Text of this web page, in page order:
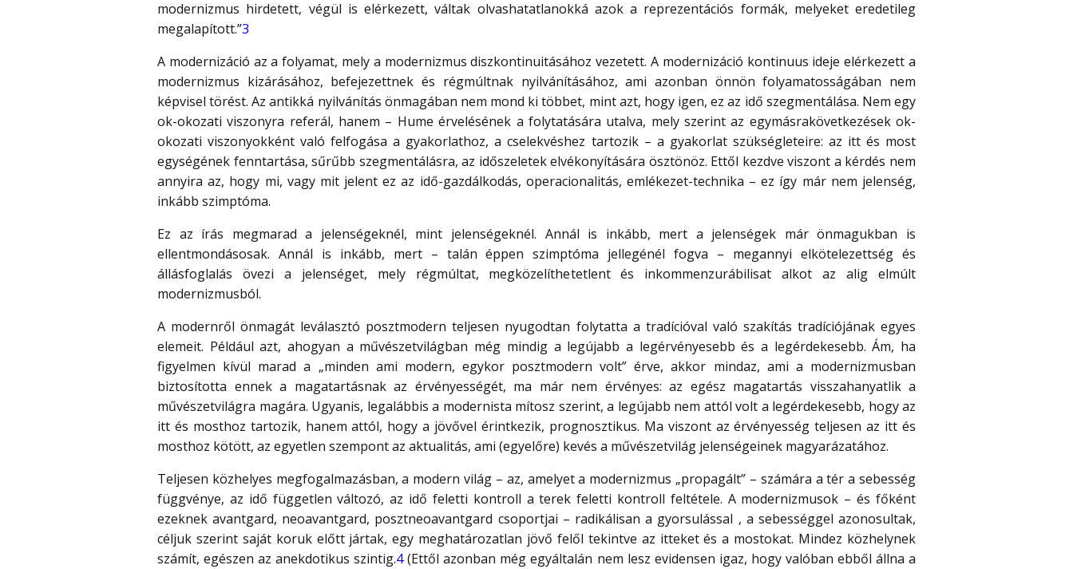
modernizmus hirdetett, végül is elérkezett, váltak olvashatatlanokká azok a reprezentációs formák, melyeket eredetileg
megalapított.”3
A modernizáció az a folyamat, mely a modernizmus diszkontinuitásához vezetett. A modernizáció kontinuus ideje elérkezett a
modernizmus kizárásához, befejezettnek és régmúltnak nyilvánításához, ami azonban önnön folyamatosságában nem
képvisel törést. Az antikká nyilvánítás önmagában nem mond ki többet, mint azt, hogy igen, ez az idő szegmentálása. Nem egy
ok-okozati viszonyra referál, hanem – Hume érvelésének a folytatására utalva, mely szerint az egymásrakövetkezések ok-
okozati viszonyokként való felfogása a gyakorlathoz, a cselekvéshez tartozik – a gyakorlat szükségleteire: az itt és most
egységének fenntartása, sűrűbb szegmentálásra, az időszeletek elvékonyítására ösztönöz. Ettől kezdve viszont a kérdés nem
annyira az, hogy mi, vagy mit jelent ez az idő-gazdálkodás, operacionalitás, emlékezet-technika – ez így már nem jelenség,
inkább szimptóma.
Ez az írás megmarad a jelenségeknél, mint jelenségeknél. Annál is inkább, mert a jelenségek már önmagukban is
ellentmondásosak. Annál is inkább, mert – talán éppen szimptóma jellegénél fogva – megannyi elkötelezettség és
állásfoglalás övezi a jelenséget, mely régmúltat, megközelíthetetlent és inkommenzurábilisat alkot az alig elmúlt
modernizmusból.
A modernről önmagát leválasztó posztmodern teljesen nyugodtan folytatta a tradícióval való szakítás tradíciójának egyes
elemeit. Például azt, ahogyan a művészetvilágban még mindig a legújabb a legérvényesebb és a legérdekesebb. Ám, ha
figyelmen kívül marad a „minden ami modern, egykor posztmodern volt” érve, akkor mindaz, ami a modernizmusban
biztosította ennek a magatartásnak az érvényességét, ma már nem érvényes: az egész magatartás visszahanyatlik a
művészetvilágra magára. Ugyanis, legalábbis a modernista mítosz szerint, a legújabb nem attól volt a legérdekesebb, hogy az
itt és mosthoz tartozik, hanem attól, hogy a jövővel érintkezik, prognosztikus. Ma viszont az érvényesség teljesen az itt és
mosthoz kötött, az egyetlen szempont az aktualitás, ami (egyelőre) kevés a művészetvilág jelenségeinek magyarázatához.
Teljesen közhelyes megfogalmazásban, a modern világ – az, amelyet a modernizmus „propagált” – számára a tér a sebesség
függvénye, az idő független változó, az idő feletti kontroll a terek feletti kontroll feltétele. A modernizmusok – és főként
ezeknek avantgard, neoavantgard, posztneoavantgard csoportjai – radikálisan a gyorsulással , a sebességgel azonosultak,
céljuk szerint saját koruk előtt jártak, egy meghatározatlan jövő felől tekintve az itteket és a mostokat. Mindez közhelynek
számít, egészen az anekdotikus szintig.4(Ettől azonban még egyáltalán nem lesz evidensen igaz, hogy valóban ebből állna a